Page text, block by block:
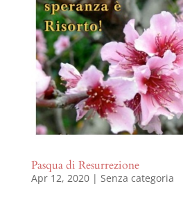
Pasqua di Resurrezione
Apr 12, 2020| Senza categoria